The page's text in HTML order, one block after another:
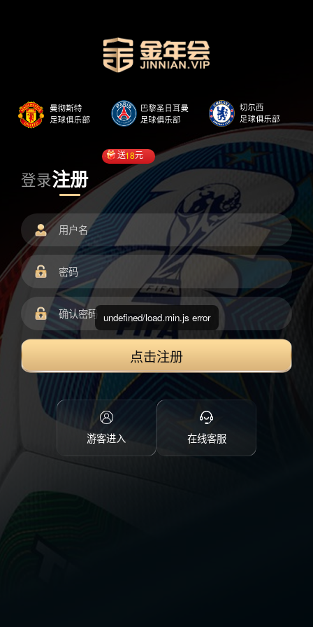
登录注册
送18元
点击注册
游客进入 在线客服
undefined/load.min.js error